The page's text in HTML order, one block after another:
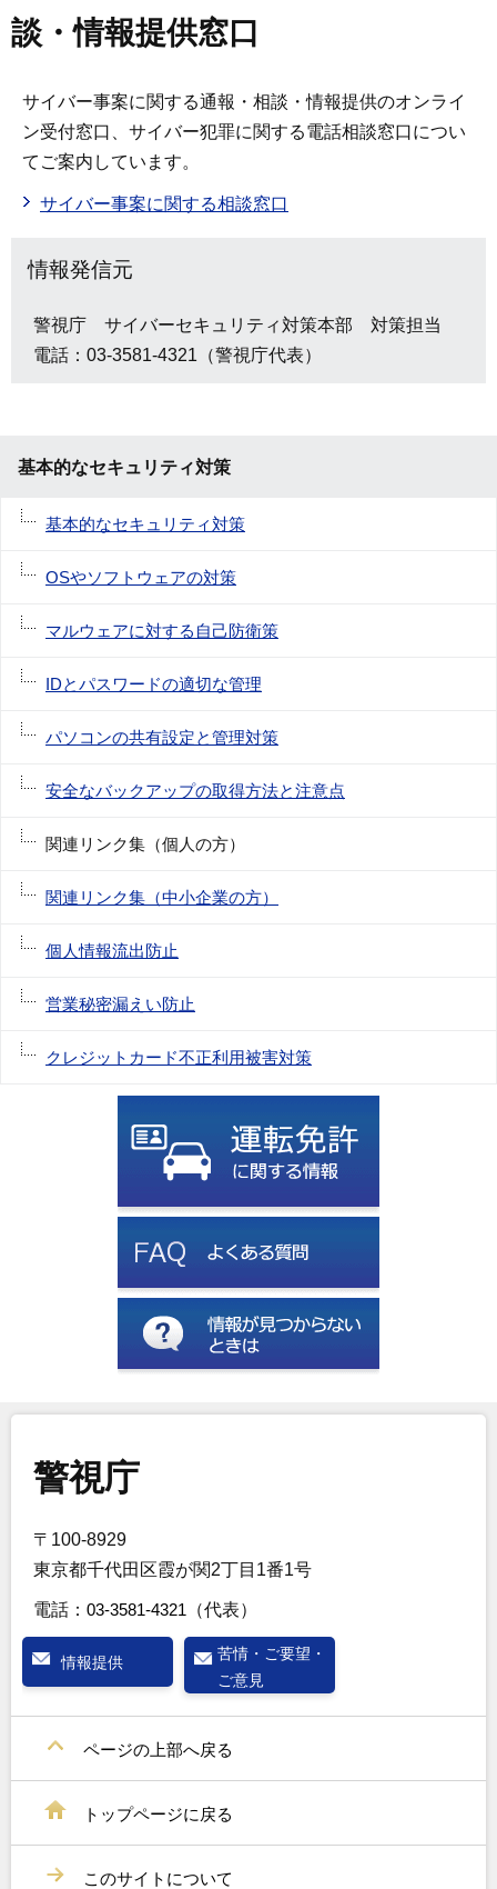
談・情報提供窓口
サイバー事案に関する通報・相談・情報提供のオンライ
ン受付窓口、サイバー犯罪に関する電話相談窓口につい
てご案内しています。
サイバー事案に関する相談窓口
情報発信元
警視庁 サイバーセキュリティ対策本部 対策担当
電話：03-3581-4321（警視庁代表）
基本的なセキュリティ対策
基本的なセキュリティ対策
OSやソフトウェアの対策
マルウェアに対する自己防衛策
IDとパスワードの適切な管理
パソコンの共有設定と管理対策
安全なバックアップの取得方法と注意点
関連リンク集（個人の方）
関連リンク集（中小企業の方）
個人情報流出防止
営業秘密漏えい防止
クレジットカード不正利用被害対策
警視庁
〒100-8929
東京都千代田区霞が関2丁目1番1号
電話： 03-3581-4321 （代表）
情報提供
苦情・ご要望・
ご意見
ページの上部へ戻る
トップページに戻る
このサイトについて